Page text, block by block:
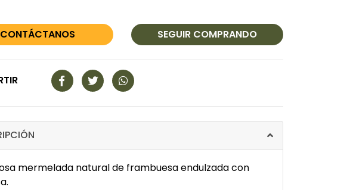
CONTÁCTANOS
SEGUIR COMPRANDO
mermelada natural de frambuesa endulzada con